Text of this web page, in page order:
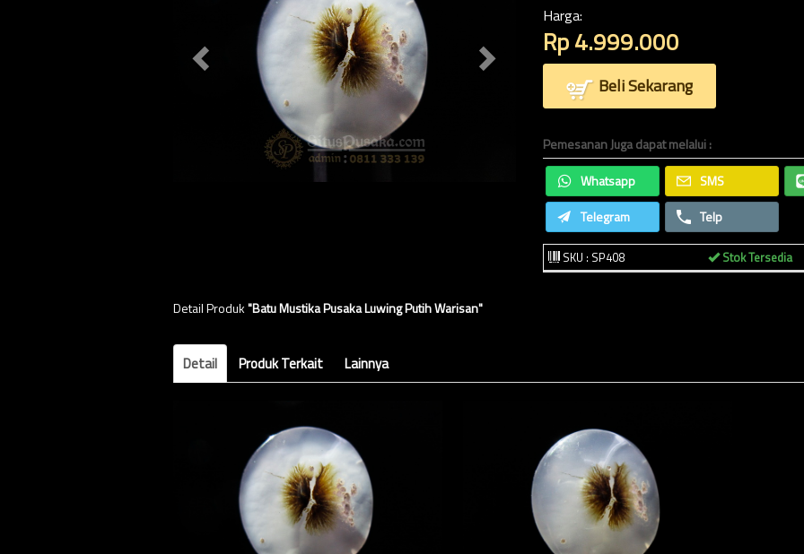
Harga:
Rp 4.999.000
Beli Sekarang
Pemesanan Juga dapat melalui :
Whatsapp
SMS
Telegram
Telp
SKU : SP408 Stok Tersedia
Detail Produk"Batu Mustika Pusaka Luwing Putih Warisan"
Detail Produk Terkait Lainnya